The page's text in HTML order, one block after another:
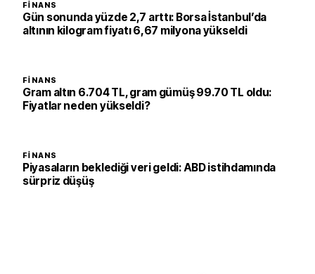
FINANS
Gün sonunda yüzde 2,7 arttı: Borsa İstanbul’da
altının kilogram fiyatı 6,67 milyona yükseldi
FINANS
Gram altın 6.704 TL, gram gümüş 99.70 TL oldu:
Fiyatlar neden yükseldi?
FINANS
Piyasaların beklediği veri geldi: ABD istihdamında
sürpriz düşüş